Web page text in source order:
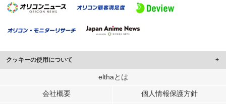
クッキーの使用について
このサイトでは Cookie を使用して、ユーザーに合わせたコンテンツや広告の
行っています。
elthaとは
会社概要 個人情報保護方針